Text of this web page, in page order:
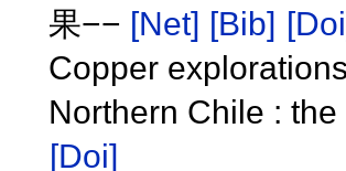
果−− [Net] [Bib]
Copper
Northern Chile :
[Doi]